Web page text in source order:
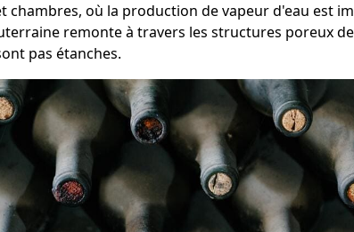
chambres, où la production de vapeur d'eau est
remonte à travers les structures poreux
pas étanches.